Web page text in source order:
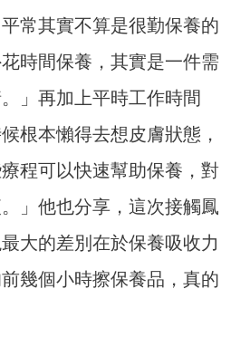
常其實不算是很勤保養的
時間保養，其實是一件需
」再加上平時工作時間
根本懶得去想皮膚狀態，
療程可以快速幫助保養，對
」他也分享，這次接觸鳳
大的差別在於保養吸收力
幾個小時擦保養品，真的